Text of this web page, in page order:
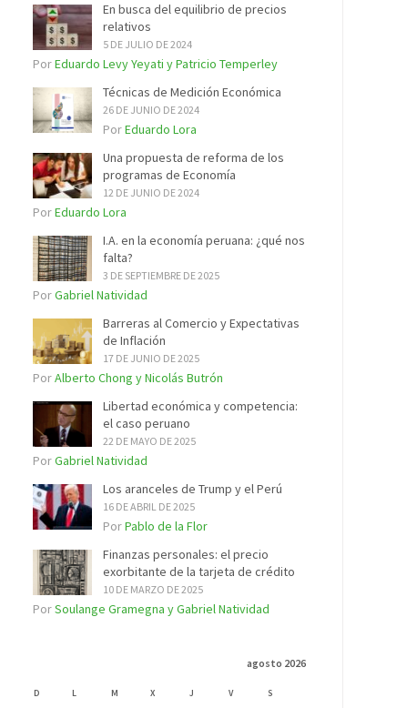
En busca del equilibrio de precios
relativos
5 DE JULIO DE 2024
PorEduardo Levy Yeyati y Patricio Temperley
Técnicas de Medición Económica
26 DE JUNIO DE 2024
PorEduardo Lora
Una propuesta de reforma de los
programas de Economía
12 DE JUNIO DE 2024
PorEduardo Lora
I.A. en la economía peruana: ¿qué nos
falta?
3 DE SEPTIEMBRE DE 2025
PorGabriel Natividad
Barreras al Comercio y Expectativas
de Inflación
17 DE JUNIO DE 2025
PorAlberto Chong y Nicolás Butrón
Libertad económica y competencia:
el caso peruano
22 DE MAYO DE 2025
PorGabriel Natividad
Los aranceles de Trump y el Perú
16 DE ABRIL DE 2025
PorPablo de la Flor
Finanzas personales: el precio
exorbitante de la tarjeta de crédito
10 DE MARZO DE 2025
PorSoulange Gramegna y Gabriel Natividad
agosto 2026
D L M X J V S